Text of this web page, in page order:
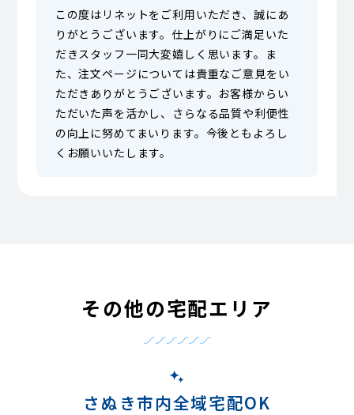
この度はリネットをご利用いただき、誠にあ
りがとうございます。仕上がりにご満足いた
だきスタッフ一同大変嬉しく思います。ま
た、注文ページについては貴重なご意見をい
ただきありがとうございます。お客様からい
ただいた声を活かし、さらなる品質や利便性
の向上に努めてまいります。今後ともよろし
くお願いいたします。
その他の宅配エリア
さぬき市内全域宅配OK